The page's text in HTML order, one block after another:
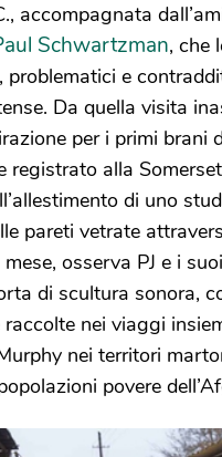
accompagnata
Schwartzman, che
problematici e
Da quella visita
per i primi brani
registrato alla
di uno
pareti vetrate
osserva PJ e i
di scultura sonora,
raccolte nei viaggi
nei territori
povere